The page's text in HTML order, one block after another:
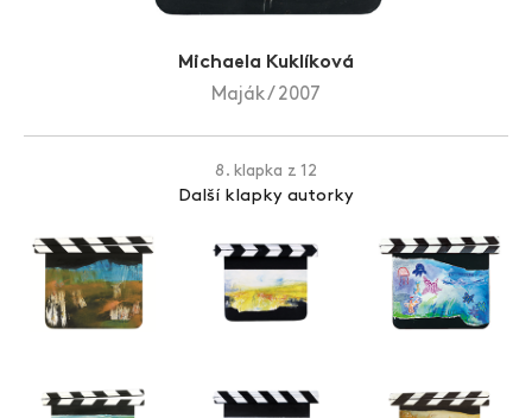
Michaela Kuklíková
Maják / 2007
8. klapka z 12
Další klapky autorky